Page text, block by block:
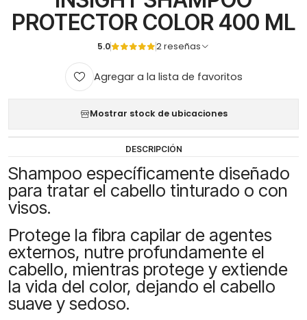
PROTECTOR COLOR 400 ML
5.0 2 reseñas
Agregar a la lista de favoritos
Mostrar stock de ubicaciones
DESCRIPCIÓN
Shampoo específicamente diseñado
para tratar el cabello tinturado o con
visos.
Protege la fibra capilar de agentes
externos, nutre profundamente el
cabello, mientras protege y extiende
la vida del color, dejando el cabello
suave y sedoso.